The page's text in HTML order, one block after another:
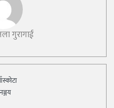
गुरागाई